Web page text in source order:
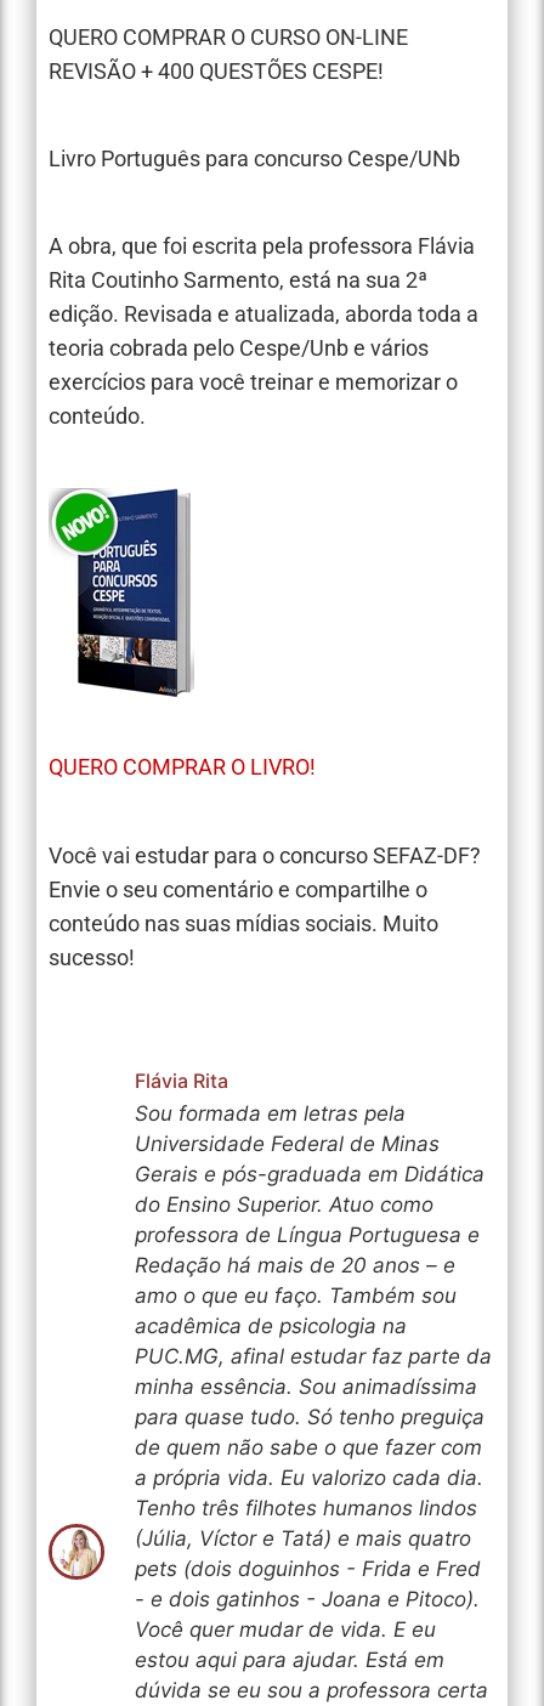
QUERO COMPRAR O CURSO ON-LINE
REVISÃO + 400 QUESTÕES CESPE!
Livro Português para concurso Cespe/UNb
A obra, que foi escrita pela professora Flávia
Rita Coutinho Sarmento, está na sua 2ª
edição. Revisada e atualizada, aborda toda a
teoria cobrada pelo Cespe/Unb e vários
exercícios para você treinar e memorizar o
conteúdo.
QUERO COMPRAR O LIVRO!
Você vai estudar para o concurso SEFAZ-DF?
Envie o seu comentário e compartilhe o
conteúdo nas suas mídias sociais. Muito
sucesso!
Flávia Rita
Sou formada em letras pela
Universidade Federal de Minas
Gerais e pós-graduada em Didática
do Ensino Superior. Atuo como
professora de Língua Portuguesa e
Redação há mais de 20 anos – e
amo o que eu faço. Também sou
acadêmica de psicologia na
PUC.MG, afinal estudar faz parte da
minha essência. Sou animadíssima
para quase tudo. Só tenho preguiça
de quem não sabe o que fazer com
a própria vida. Eu valorizo cada dia.
Tenho três filhotes humanos lindos
(Júlia, Víctor e Tatá) e mais quatro
pets (dois doguinhos - Frida e Fred
- e dois gatinhos - Joana e Pitoco).
Você quer mudar de vida. E eu
estou aqui para ajudar. Está em
dúvida se eu sou a professora certa